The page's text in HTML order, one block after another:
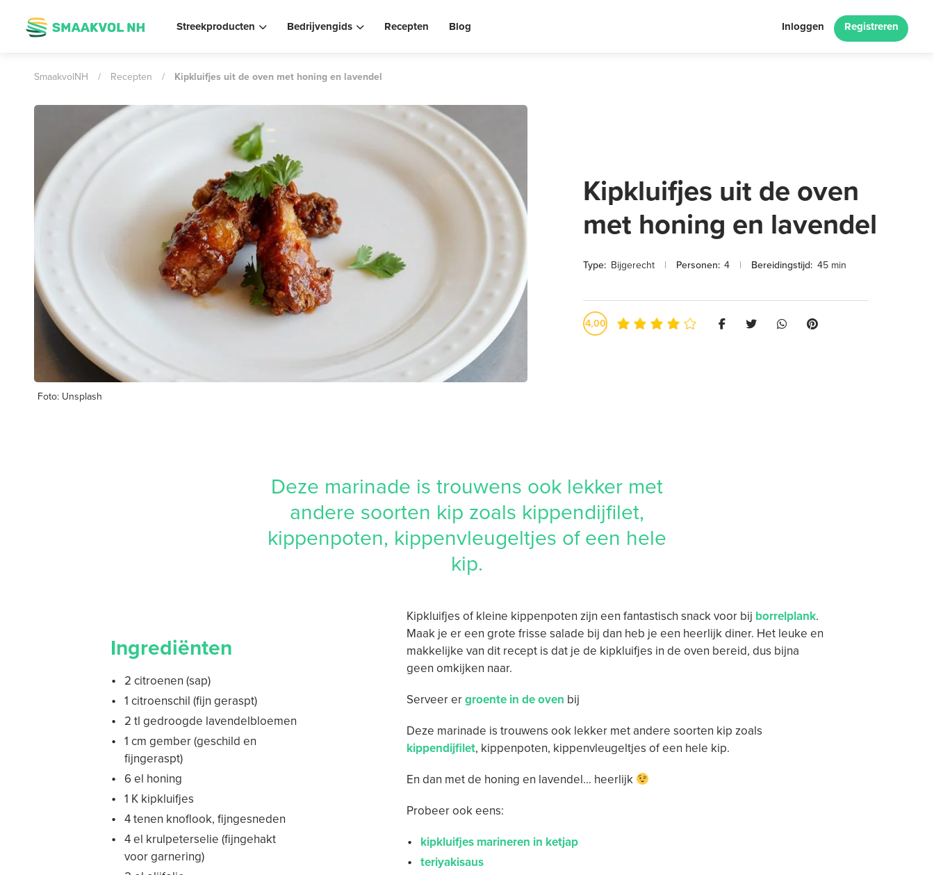
Streekproducten Bedrijvengids Recepten Blog Inloggen Registreren
SmaakvolNH / Recepten / Kipkluifjes uit de oven met honing en lavendel
Foto: Unsplash
Kipkluifjes uit de oven
met honing en lavendel
Type: Bijgerecht | Personen: 4 | Bereidingstijd: 45 min
4,00
Deze marinade is trouwens ook lekker met
andere soorten kip zoals kippendijfilet,
kippenpoten, kippenvleugeltjes of een hele
kip.
Ingrediënten
2 citroenen (sap)
1 citroenschil (fijn geraspt)
2 tl gedroogde lavendelbloemen
1 cm gember (geschild en
fijngeraspt)
6 el honing
1 K kipkluifjes
4 tenen knoflook, fijngesneden
4 el krulpeterselie (fijngehakt
voor garnering)
Kipkluifjes of kleine kippenpoten zijn een fantastisch snack voor bij borrelplank.
Maak je er een grote frisse salade bij dan heb je een heerlijk diner. Het leuke en
makkelijke van dit recept is dat je de kipkluifjes in de oven bereid, dus bijna
geen omkijken naar.
Serveer ergroente in de oven bij
Deze marinade is trouwens ook lekker met andere soorten kip zoals
kippendijfilet, kippenpoten, kippenvleugeltjes of een hele kip.
En dan met de honing en lavendel… heerlijk
Probeer ook eens:
kipkluifjes marineren in ketjap
teriyakisaus